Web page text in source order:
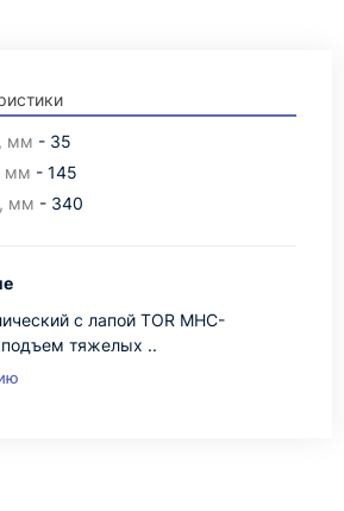
мм - 35
мм - 145
мм - 340
с лапой TOR MHC-
подъем тяжелых ..